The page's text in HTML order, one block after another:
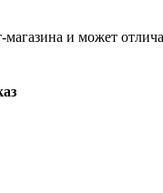
магазина и может